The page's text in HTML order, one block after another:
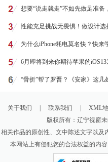
想要“说走就走”不如先做足准备
性能充足挑战无畏惧！做设计选
为什么iPhone耗电莫名快？快来
6月即将到来你期待苹果的
“骨折”帮了罗晋？《安家》这几
关于我们 联系我们 XML
版权所有：辽宁视窗
相关作品的原创性、文中陈述文字以及
本网站上有侵犯您的合法权益的内